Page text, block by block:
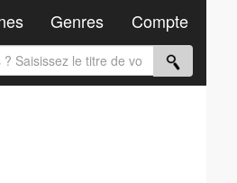
Genres Compte